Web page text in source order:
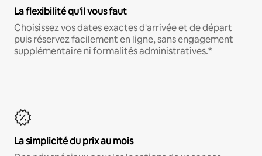
La flexibilité qu'il vous faut
Choisissez vos dates exactes d'arrivée et de départ
puis réservez facilement en ligne, sans engagement
supplémentaire ni formalités administratives.*
La simplicité du prix au mois